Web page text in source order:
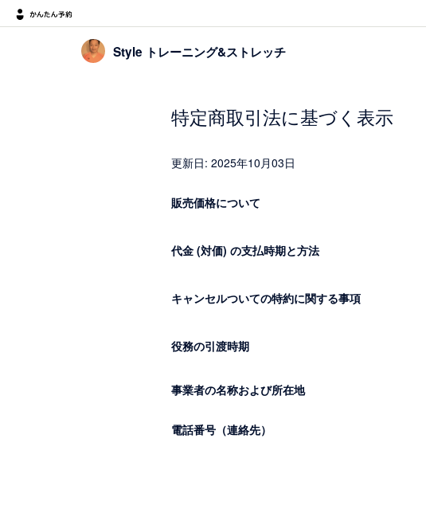
Style トレーニング&ストレッチ
特定商取引法に基づく表示
更新日: 2025年10月03日
販売価格について
代金 (対価) の支払時期と方法
キャンセルついての特約に関する事項
役務の引渡時期
事業者の名称および所在地
電話番号（連絡先）